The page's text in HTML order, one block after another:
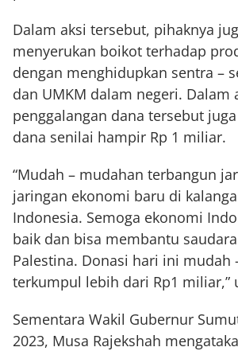
Dalam aksi tersebut, pihaknya
menyerukan boikot terhadap
dengan menghidupkan sentra –
dan UMKM dalam negeri. Dalam
penggalangan dana tersebut
dana senilai hampir Rp 1 miliar.
“Mudah – mudahan terbangun
jaringan ekonomi baru di
Indonesia. Semoga ekonomi
baik dan bisa membantu
Palestina. Donasi hari ini mudah
terkumpul lebih dari Rp1 miliar,”
Sementara Wakil Gubernur
2023, Musa Rajekshah